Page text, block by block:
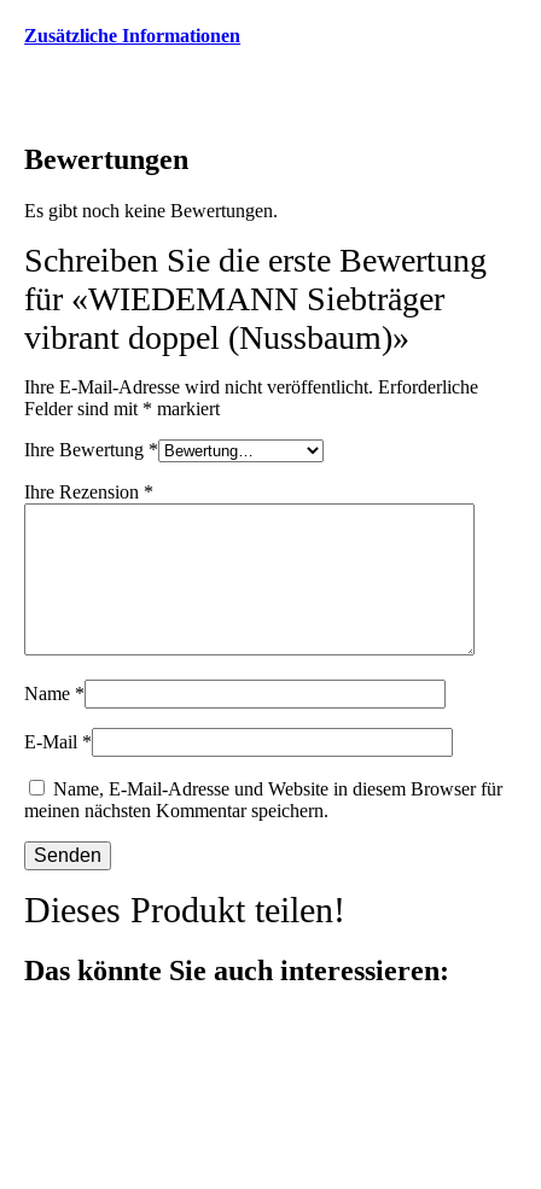
Zusätzliche Informationen
Bewertungen
Es gibt noch keine Bewertungen.
Schreiben Sie die erste Bewertung
für «WIEDEMANN Siebträger
vibrant doppel (Nussbaum)»
Ihre E-Mail-Adresse wird nicht veröffentlicht. Erforderliche
Felder sind mit * markiert
Ihre Bewertung *
Ihre Rezension *
Name *
E-Mail *
Name, E-Mail-Adresse und Website in diesem Browser für
meinen nächsten Kommentar speichern.
Dieses Produkt teilen!
Das könnte Sie auch interessieren: